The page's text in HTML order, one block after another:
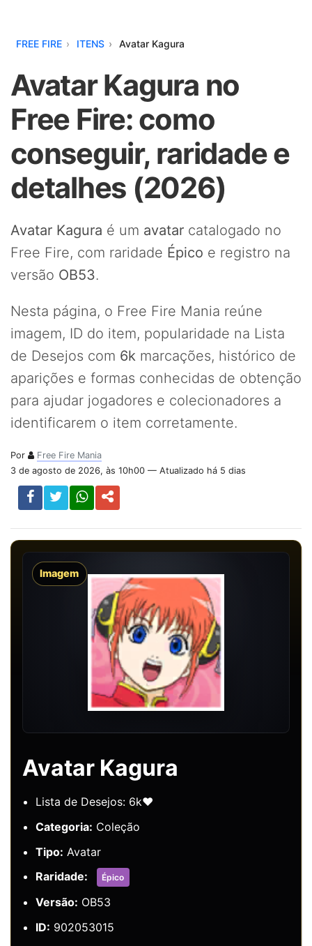
FREE FIRE ITENS Avatar Kagura
Avatar Kagura no
Free Fire: como
conseguir, raridade e
detalhes (2026)
Avatar Kagura é um avatar catalogado no
Free Fire, com raridade Épico e registro na
versão OB53.
Nesta página, o Free Fire Mania reúne
imagem, ID do item, popularidade na Lista
de Desejos com 6k marcações, histórico de
aparições e formas conhecidas de obtenção
para ajudar jogadores e colecionadores a
identificarem o item corretamente.
Por
Free Fire Mania
3 de agosto de 2026, às 10h00 — Atualizado há 5 dias
Imagem
Avatar Kagura
Lista de Desejos: 6k❤️
Categoria: Coleção
Tipo: Avatar
Raridade:
Épico
Versão: OB53
ID: 902053015